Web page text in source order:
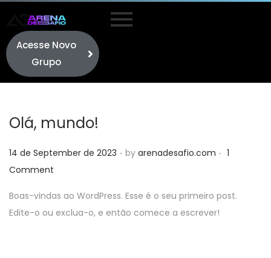
Acesse Novo
Grupo
Olá, mundo!
Posted on
14 de September de 2023 . by arenadesafio.com . 1
Comment
Boas-vindas ao WordPress. Esse é o seu primeiro post.
Edite-o ou exclua-o, e então comece a escrever!